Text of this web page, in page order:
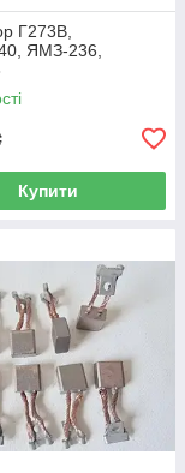
Г273В,
ЯМЗ-236,
Купити